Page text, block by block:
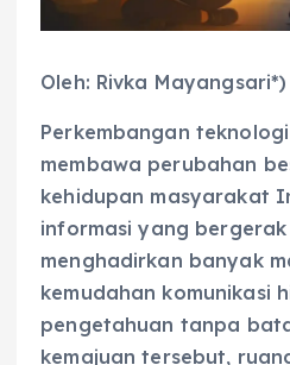
Oleh: Rivka Mayangsari*)
Perkembangan
membawa perubahan
kehidupan masyarakat
informasi yang
menghadirkan banyak
kemudahan komunikasi
pengetahuan tanpa
kemajuan tersebut,